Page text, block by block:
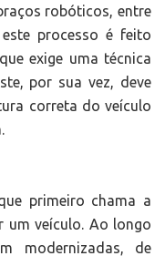
robóticos, entre
processo é feito
exige uma técnica
por sua vez, deve
correta do veículo
primeiro chama a
um veículo. Ao longo
modernizadas, de